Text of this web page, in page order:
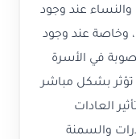
عند وجود
عند وجود
في الأسرة
بشكل مباشر
العادات
والسمنة